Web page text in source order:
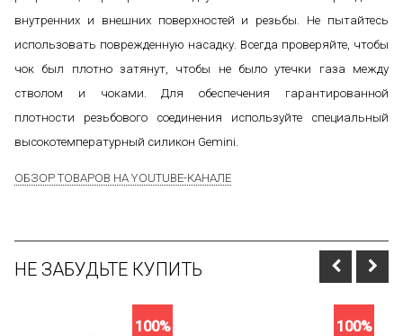
внутренних и внешних поверхностей и резьбы. Не пытайтесь
использовать поврежденную насадку. Всегда проверяйте, чтобы
чок был плотно затянут, чтобы не было утечки газа между
стволом и чоками. Для обеспечения гарантированной
плотности резьбового соединения используйте специальный
высокотемпературный силикон Gemini.
ОБЗОР ТОВАРОВ НА YOUTUBE-КАНАЛЕ
НЕ ЗАБУДЬТЕ КУПИТЬ
100% 100%